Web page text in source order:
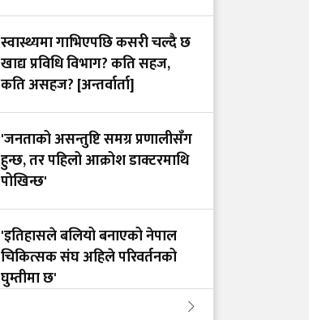
स्वास्थ्यमा गाभिएपछि कसरी चल्दै छ
खाद्य प्रविधि विभाग? कति सहज,
कति असहज? [अन्तर्वार्ता]
'जनताको असन्तुष्टि समग्र प्रणालीसँग
हुन्छ, तर पहिलो आक्रोश डाक्टरमाथि
पोखिन्छ'
'इतिहासले बलियो बनाएको नेपाल
चिकित्सक संघ अहिले परिवर्तनको
घुम्तीमा छ'